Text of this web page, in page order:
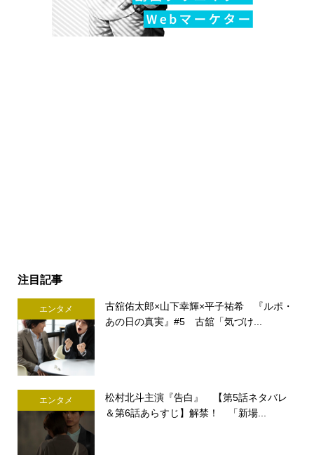
注目記事
エンタメ
古舘佑太郎×山下幸輝×平子祐希 『ルポ・
あの日の真実』#5 古舘「気づけ...
エンタメ
松村北斗主演『告白』 【第5話ネタバレ
＆第6話あらすじ】解禁！ 「新場...